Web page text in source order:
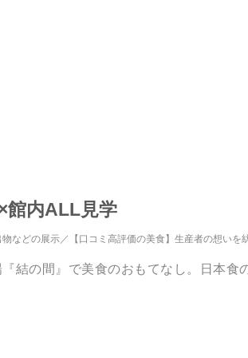
館内ALL見学
などの展示 【口コミ高評価の美食】生産者の想いを
結の間』で美食のおもてなし。日本